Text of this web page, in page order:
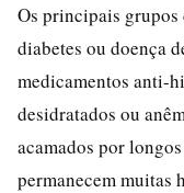
Os principais grupos
diabetes ou doença
medicamentos anti-
desidratados ou
acamados por
permanecem muitas